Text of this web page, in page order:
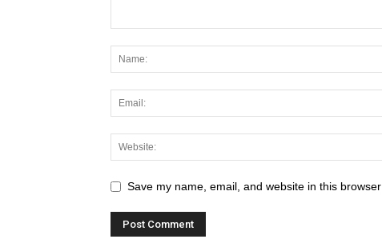
Save my name, email, and website in this